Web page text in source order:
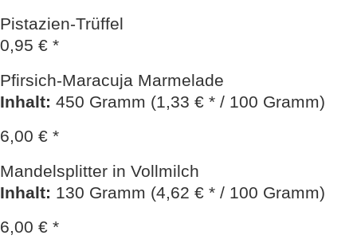
Pistazien-Trüffel
0,95 € *
Pfirsich-Maracuja Marmelade
Inhalt: 450 Gramm (1,33 € * / 100 Gramm)
6,00 € *
Mandelsplitter in Vollmilch
Inhalt: 130 Gramm (4,62 € * / 100 Gramm)
6,00 € *